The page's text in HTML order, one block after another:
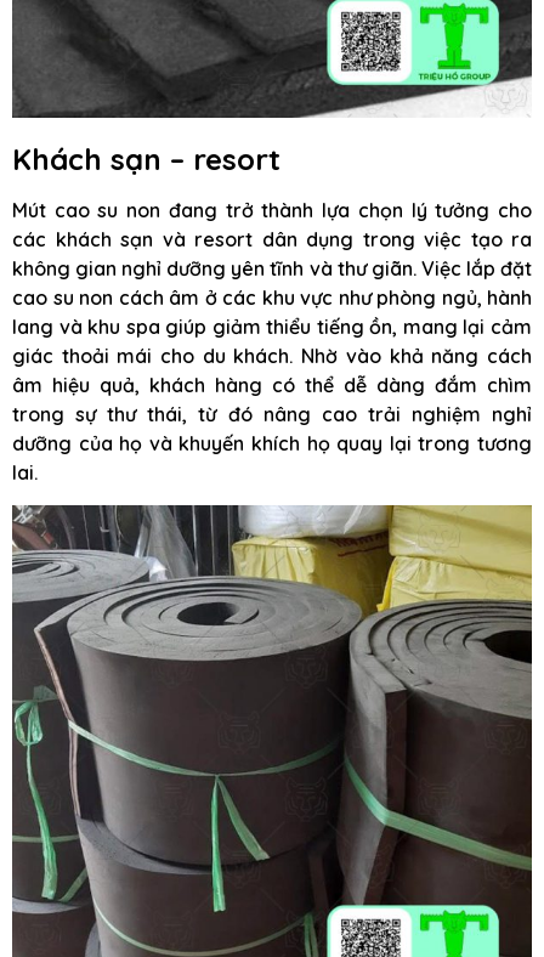
Khách sạn – resort
Mút cao su non đang trở thành lựa chọn lý tưởng cho
các khách sạn và resort dân dụng trong việc tạo ra
không gian nghỉ dưỡng yên tĩnh và thư giãn. Việc lắp đặt
cao su non cách âm ở các khu vực như phòng ngủ, hành
lang và khu spa giúp giảm thiểu tiếng ồn, mang lại cảm
giác thoải mái cho du khách. Nhờ vào khả năng cách
âm hiệu quả, khách hàng có thể dễ dàng đắm chìm
trong sự thư thái, từ đó nâng cao trải nghiệm nghỉ
dưỡng của họ và khuyến khích họ quay lại trong tương
lai.